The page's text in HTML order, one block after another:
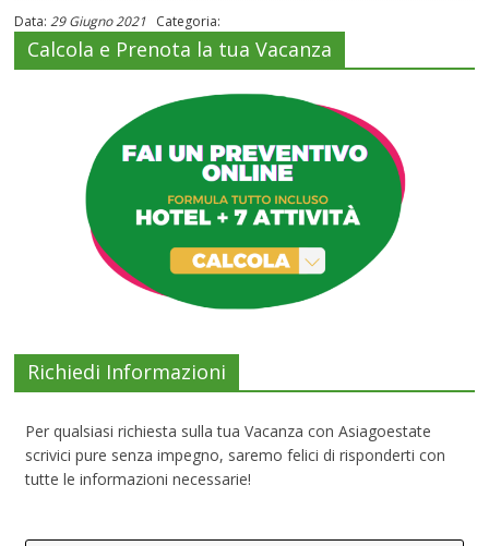
Data:29 Giugno 2021 Categoria:
Calcola e Prenota la tua Vacanza
Richiedi Informazioni
Per qualsiasi richiesta sulla tua Vacanza con Asiagoestate
scrivici pure senza impegno, saremo felici di risponderti con
tutte le informazioni necessarie!